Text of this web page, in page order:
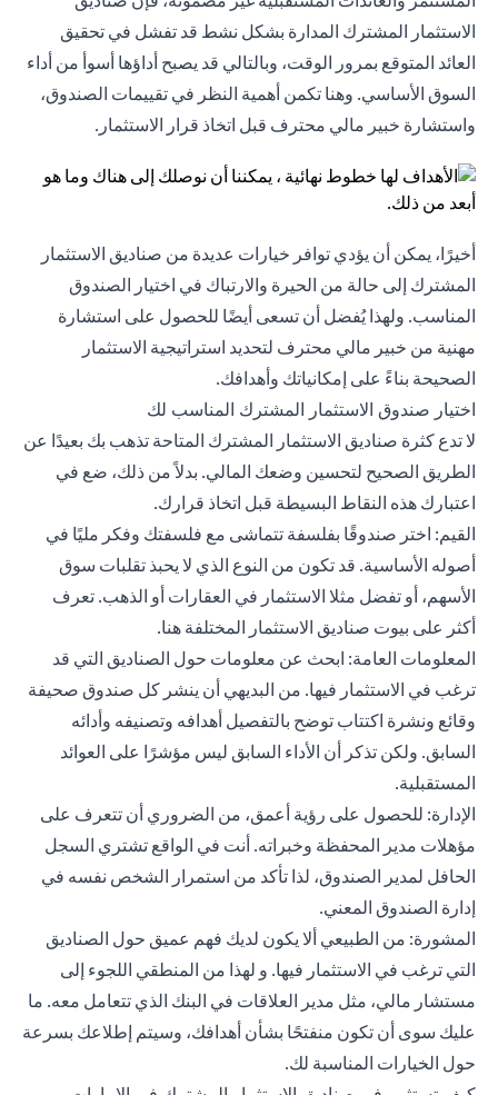
الاستثمار المشترك المدارة بشكل نشط قد تفشل في تحقيق
العائد المتوقع بمرور الوقت، وبالتالي قد يصبح أداؤها أسوأ من أداء
السوق الأساسي. وهنا تكمن أهمية النظر في تقييمات الصندوق،
واستشارة خبير مالي محترف قبل اتخاذ قرار الاستثمار.
أخيرًا، يمكن أن يؤدي توافر خيارات عديدة من صناديق الاستثمار
المشترك إلى حالة من الحيرة والارتباك في اختيار الصندوق
المناسب. ولهذا يُفضل أن تسعى أيضًا للحصول على استشارة
مهنية من خبير مالي محترف لتحديد استراتيجية الاستثمار
الصحيحة بناءً على إمكانياتك وأهدافك.
اختيار صندوق الاستثمار المشترك المناسب لك
لا تدع كثرة صناديق الاستثمار المشترك المتاحة تذهب بك بعيدًا عن
الطريق الصحيح لتحسين وضعك المالي. بدلاً من ذلك، ضع في
اعتبارك هذه النقاط البسيطة قبل اتخاذ قرارك.
القيم: اختر صندوقًا بفلسفة تتماشى مع فلسفتك وفكر مليًا في
أصوله الأساسية. قد تكون من النوع الذي لا يحبذ تقلبات سوق
الأسهم، أو تفضل مثلا الاستثمار في العقارات أو الذهب. تعرف
أكثر على بيوت صناديق الاستثمار المختلفة هنا.
المعلومات العامة: ابحث عن معلومات حول الصناديق التي قد
ترغب في الاستثمار فيها. من البديهي أن ينشر كل صندوق صحيفة
وقائع ونشرة اكتتاب توضح بالتفصيل أهدافه وتصنيفه وأدائه
السابق. ولكن تذكر أن الأداء السابق ليس مؤشرًا على العوائد
المستقبلية.
الإدارة: للحصول على رؤية أعمق، من الضروري أن تتعرف على
مؤهلات مدير المحفظة وخبراته. أنت في الواقع تشتري السجل
الحافل لمدير الصندوق، لذا تأكد من استمرار الشخص نفسه في
إدارة الصندوق المعني.
المشورة: من الطبيعي ألا يكون لديك فهم عميق حول الصناديق
التي ترغب في الاستثمار فيها. و لهذا من المنطقي اللجوء إلى
مستشار مالي، مثل مدير العلاقات في البنك الذي تتعامل معه. ما
عليك سوى أن تكون منفتحًا بشأن أهدافك، وسيتم إطلاعك بسرعة
حول الخيارات المناسبة لك.